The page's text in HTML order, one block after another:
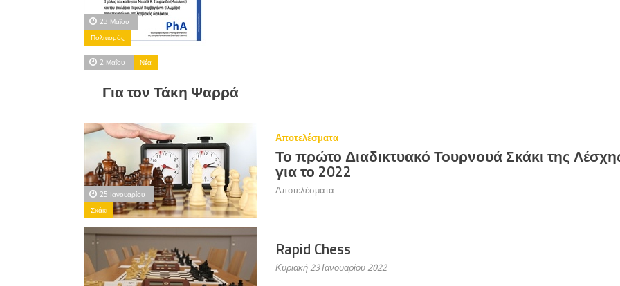
23 Μαΐου
Πολιτισμός
2 Μαΐου Νέα
Για τον Τάκη Ψαρρά
25 Ιανουαρίου
Σκάκι
Αποτελέσματα
Το πρώτο Διαδικτυακό Τουρνουά Σκάκι της
για το 2022
Αποτελέσματα
Rapid Chess
Κυριακή 23 Ιανουαρίου 2022